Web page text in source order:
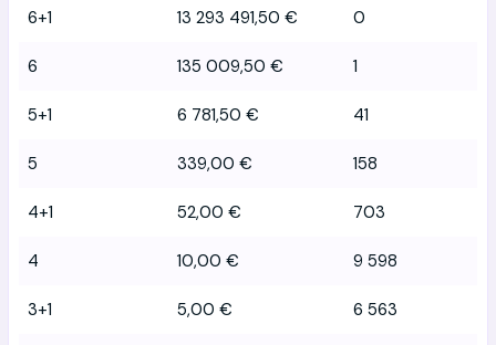
6+1 13 293 491,50 € 0
6 135 009,50 € 1
5+1 6 781,50 € 41
5 339,00 € 158
4+1 52,00 € 703
4 10,00 € 9 598
3+1 5,00 € 6 563